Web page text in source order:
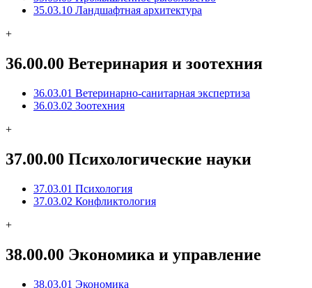
35.03.10 Ландшафтная архитектура
+
36.00.00 Ветеринария и зоотехния
36.03.01 Ветеринарно-санитарная экспертиза
36.03.02 Зоотехния
+
37.00.00 Психологические науки
37.03.01 Психология
37.03.02 Конфликтология
+
38.00.00 Экономика и управление
38.03.01 Экономика